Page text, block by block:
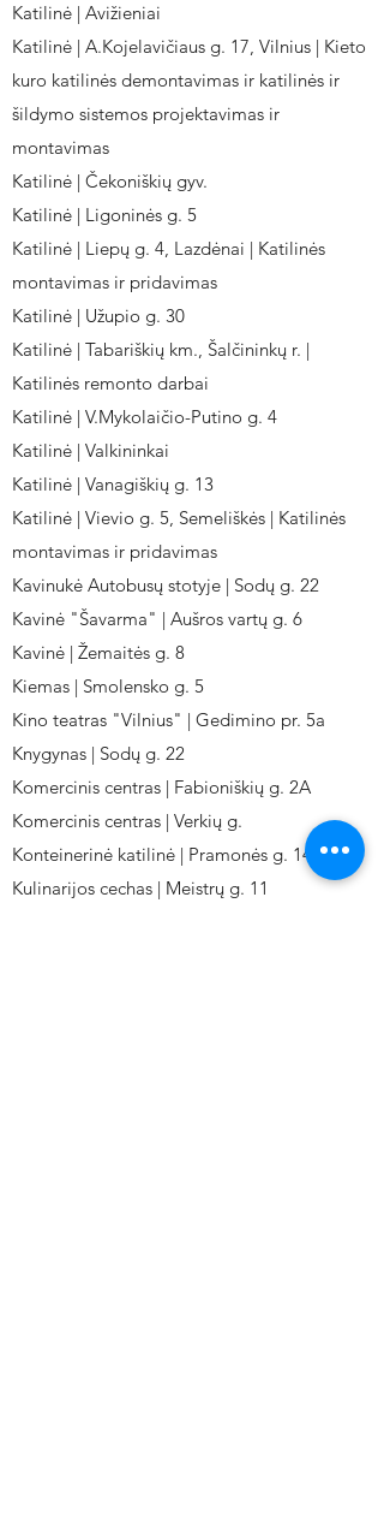
Katilinė | Avižieniai
Katilinė | A.Kojelavičiaus g. 17, Vilnius | Kieto
kuro katilinės demontavimas ir katilinės ir
šildymo sistemos projektavimas ir
montavimas
Katilinė | Čekoniškių gyv.
Katilinė | Ligoninės g. 5
Katilinė | Liepų g. 4, Lazdėnai | Katilinės
montavimas ir pridavimas
Katilinė | Užupio g. 30
Katilinė | Tabariškių km., Šalčininkų r. |
Katilinės remonto darbai
Katilinė | V.Mykolaičio-Putino g. 4
Katilinė | Valkininkai
Katilinė | Vanagiškių g. 13
Katilinė | Vievio g. 5, Semeliškės | Katilinės
montavimas ir pridavimas
Kavinukė Autobusų stotyje | Sodų g. 22
Kavinė "Šavarma" | Aušros vartų g. 6
Kavinė | Žemaitės g. 8
Kiemas | Smolensko g. 5
Kino teatras "Vilnius" | Gedimino pr. 5a
Knygynas | Sodų g. 22
Komercinis centras | Fabioniškių g. 2A
Komercinis centras | Verkių g.
Konteinerinė katilinė | Pramonės g. 141
Kulinarijos cechas | Meistrų g. 11